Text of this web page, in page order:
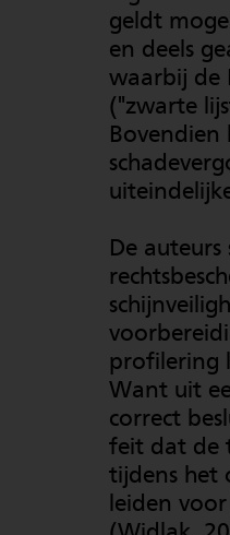
geldt
en deels
waarbij de
("zwarte
Bovendien
De
profilering
Want uit
correct
feit dat de
tijdens het
leiden